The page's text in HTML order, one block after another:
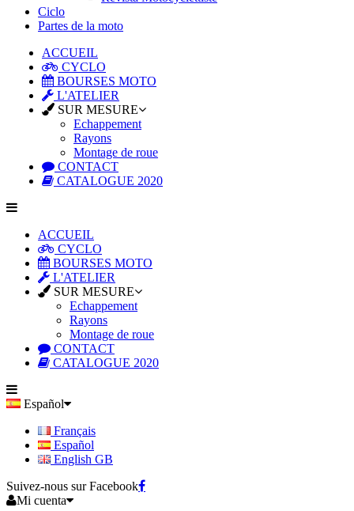
Ciclo
Partes de la moto
ACCUEIL
CYCLO
BOURSES MOTO
L'ATELIER
SUR MESURE
Echappement
Rayons
Montage de roue
CONTACT
CATALOGUE 2020
ACCUEIL
CYCLO
BOURSES MOTO
L'ATELIER
SUR MESURE
Echappement
Rayons
Montage de roue
CONTACT
CATALOGUE 2020
Español
Français
Español
English GB
Suivez-nous sur Facebook
Mi cuenta